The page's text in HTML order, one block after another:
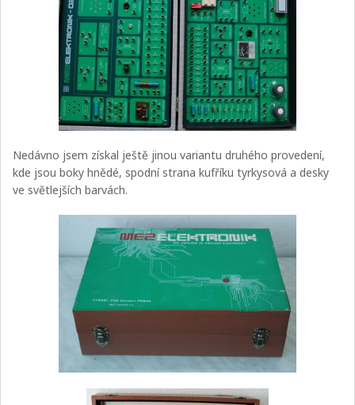
Nedávno jsem získal ještě jinou variantu druhého provedení,
kde jsou boky hnědé, spodní strana kufříku tyrkysová a desky
ve světlejších barvách.